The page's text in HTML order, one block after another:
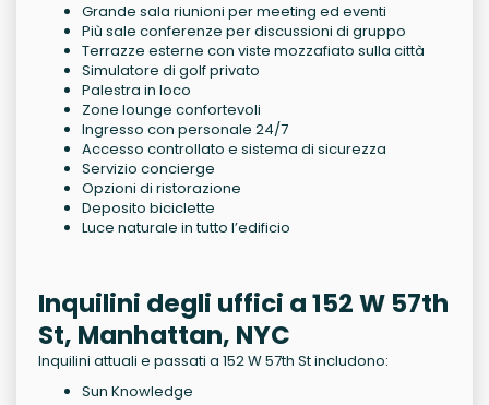
Grande sala riunioni per meeting ed eventi
Più sale conferenze per discussioni di gruppo
Terrazze esterne con viste mozzafiato sulla città
Simulatore di golf privato
Palestra in loco
Zone lounge confortevoli
Ingresso con personale 24/7
Accesso controllato e sistema di sicurezza
Servizio concierge
Opzioni di ristorazione
Deposito biciclette
Luce naturale in tutto l’edificio
Inquilini degli uffici a 152 W 57th
St, Manhattan, NYC
Inquilini attuali e passati a 152 W 57th St includono:
Sun Knowledge